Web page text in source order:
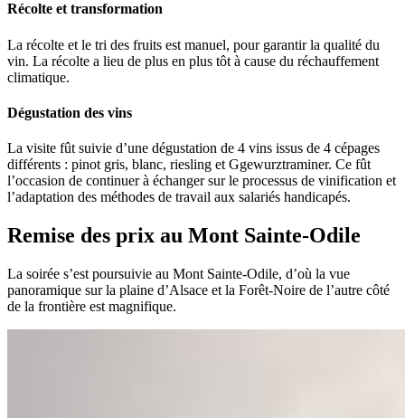
Récolte et transformation
La récolte et le tri des fruits est manuel, pour garantir la qualité du
vin. La récolte a lieu de plus en plus tôt à cause du réchauffement
climatique.
Dégustation des vins
La visite fût suivie d’une dégustation de 4 vins issus de 4 cépages
différents : pinot gris, blanc, riesling et Ggewurztraminer. Ce fût
l’occasion de continuer à échanger sur le processus de vinification et
l’adaptation des méthodes de travail aux salariés handicapés.
Remise des prix au Mont Sainte-Odile
La soirée s’est poursuivie au Mont Sainte-Odile, d’où la vue
panoramique sur la plaine d’Alsace et la Forêt-Noire de l’autre côté
de la frontière est magnifique.